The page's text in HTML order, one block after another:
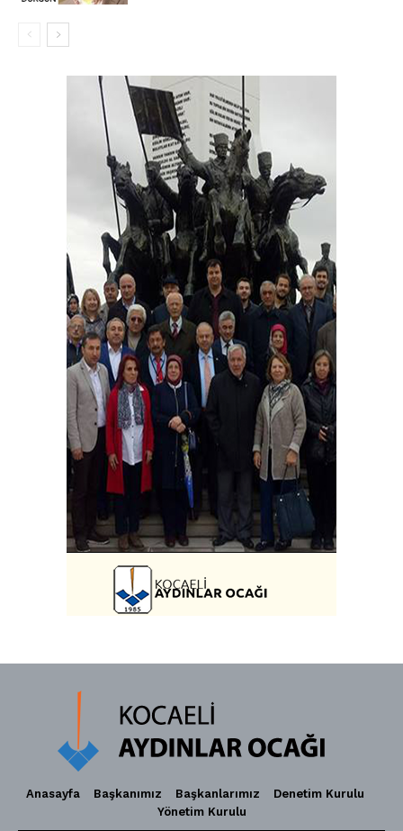
Anasayfa Başkanımız Başkanlarımız
Denetim Kurulu
Yönetim Kurulu